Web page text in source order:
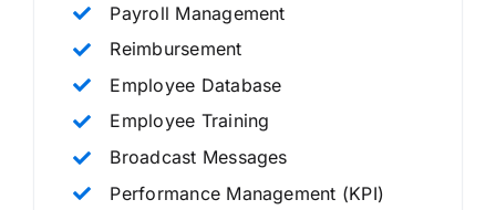
Payroll Management
Reimbursement
Employee Database
Employee Training
Broadcast Messages
Performance Management (KPI)